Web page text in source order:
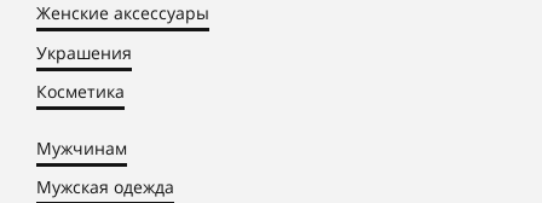
Женские аксессуары
Украшения
Косметика
Мужчинам
Мужская одежда